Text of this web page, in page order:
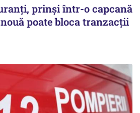
prinși într-o capcană
poate bloca tranzacții